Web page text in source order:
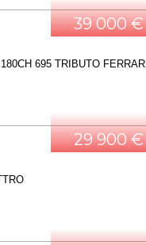
39 000 €
695 TRIBUTO FERRARI
29 900 €